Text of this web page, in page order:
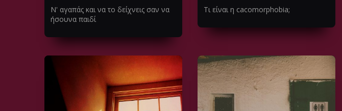
Ν' αγαπάς και να το δείχνεις σαν να
ήσουνα παιδί
Τι είναι η cacomorphobia;